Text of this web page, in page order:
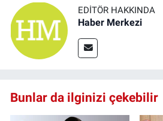
EDITÖR HAKKINDA
Haber Merkezi
Bunlar da ilginizi çekebilir